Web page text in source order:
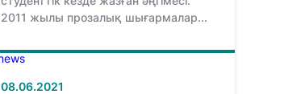
2011 жылы прозалық шығармалар...
08.06.2021